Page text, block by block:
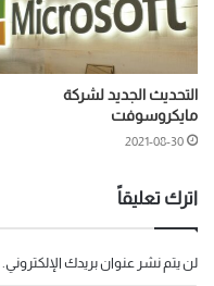
التحديث الجديد لشركة
مايكروسوفت
2021-08-30
اترك تعليقاً
لن يتم نشر عنوان بريدك الإلكتروني.